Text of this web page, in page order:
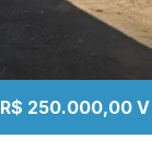
R$ 250.000,00 V